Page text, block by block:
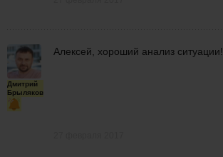
Дмитрий
Брыляков
Алексей, хороший анализ ситуации!